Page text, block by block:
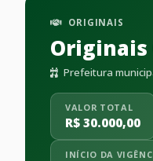
ORIGINAIS
Originais
Prefeitura
VALOR TOTAL
R$ 30.000,00
INÍCIO DA